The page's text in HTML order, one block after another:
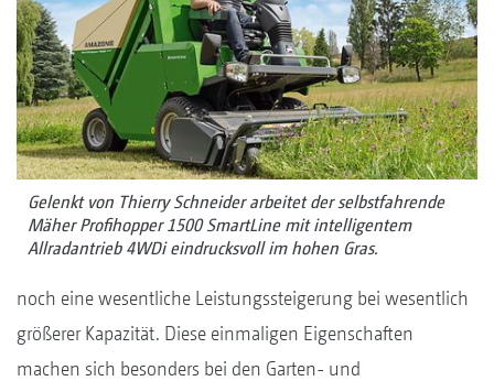
Gelenkt von Thierry Schneider arbeitet der selbstfahrende
Mäher Profihopper 1500 SmartLine mit intelligentem
Allradantrieb 4WDi eindrucksvoll im hohen Gras.
noch eine wesentliche Leistungssteigerung bei wesentlich
größerer Kapazität. Diese einmaligen Eigenschaften
machen sich besonders bei den Garten- und